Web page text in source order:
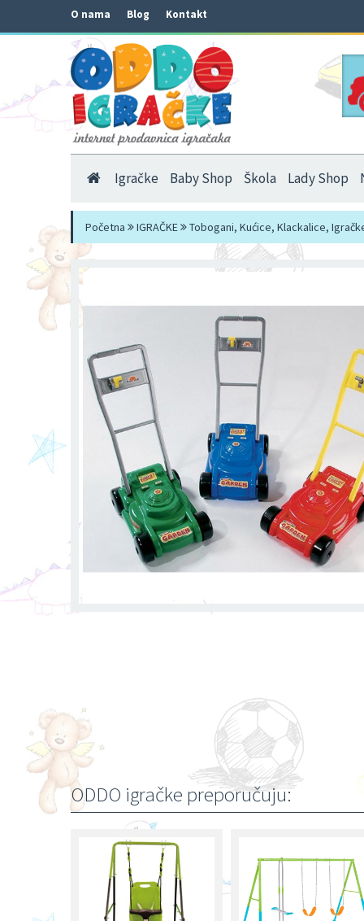
O nama Blog Kontakt
Igračke Baby Shop Škola Lady Shop
Početna IGRAČKE Tobogani, Kućice, Klackalice,
ODDO igračke preporučuju: